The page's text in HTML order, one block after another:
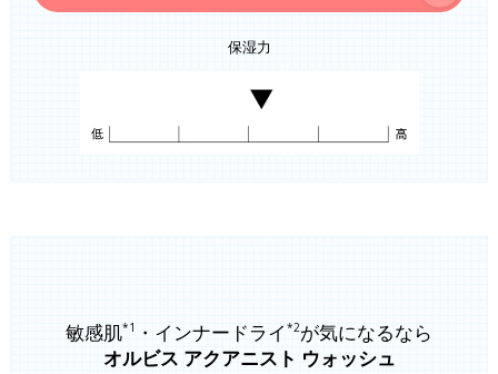
保湿力
敏感肌*1 ・インナードライ *2が気になるなら
オルビス アクアニスト ウォッシュ